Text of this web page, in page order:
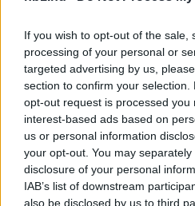
If you wish to opt-out of the sale,
processing of your personal or
targeted advertising by us,
section to confirm your
opt-out request is processed you
interest-based ads based on
us or personal information
your opt-out. You may
disclosure of your personal
IAB’s list of downstream
also be disclosed by us to third
Megosztás: